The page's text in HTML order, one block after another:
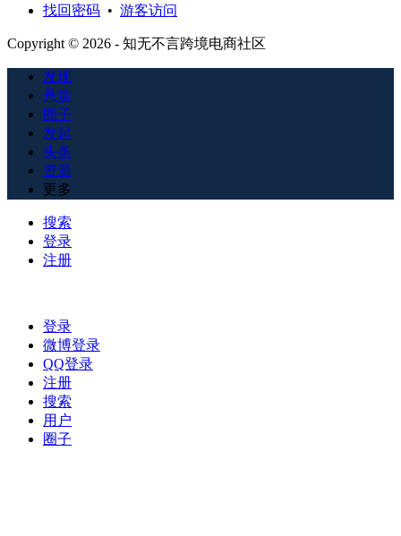
找回密码 • 游客访问
Copyright © 2026 - 知无不言跨境电商社区
发现
悬赏
圈子
发起
头条
资源
更多
搜索
登录
注册
登录
微博登录
QQ登录
注册
搜索
用户
圈子